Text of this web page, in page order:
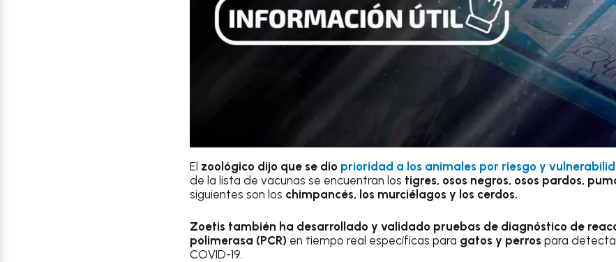
El zoológico dijo que se dio prioridad a los animales por riesgo y
de la lista de vacunas se encuentran los tigres, osos negros, osos pardos,
siguientes son los chimpancés, los murciélagos y los cerdos.
Zoetis también ha desarrollado y validado pruebas de diagnóstico de
polimerasa (PCR) en tiempo real específicas para gatos y perros para
COVID-19.